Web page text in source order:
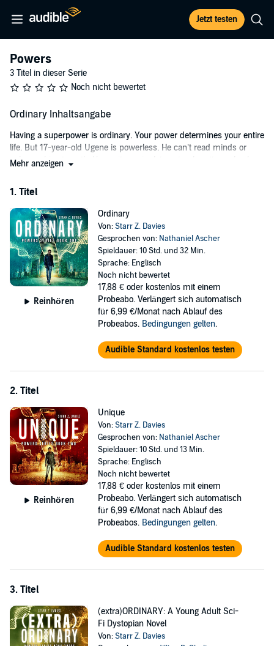
Jetzt testen
Powers
3 Titel in dieser Serie
Noch nicht bewertet
Ordinary Inhaltsangabe
Having a superpower is ordinary. Your power determines your entire
life. But 17-year-old Ugene is powerless. He can’t read minds or
enhance his strength. He can’t manipulate natural matter or heal
Determined to find out why he is different, Ugene submits himself
from the testing floor are sealed. Subjects endure brutal and
sometimes deadly injuries. No amount of power can save them.
When his new friend Jade disappears, Ugene is shocked to discover
why so many test subjects vanish without a trace.
Now, Ugene must choose between his own preservation...or the
lives of countless other test subjects.
is the first installment in a YA dystopian-sci-fi trilogy.
If you like fast-paced action, dynamic characters, and ongoing
mystery, then you’ll love this series starter.
Mehr anzeigen
1. Titel
Reinhören
Ordinary
Von:Starr Z. Davies
Gesprochen von: Nathaniel Ascher
Spieldauer: 10 Std. und 32 Min.
Sprache: Englisch
Noch nicht bewertet
17,88 € oder kostenlos mit einem
Probeabo. Verlängert sich automatisch
für 6,99 €/Monat nach Ablauf des
Probeabos. Bedingungen gelten.
Audible Standard kostenlos testen
2. Titel
Reinhören
Unique
Von:Starr Z. Davies
Gesprochen von: Nathaniel Ascher
Spieldauer: 10 Std. und 13 Min.
Sprache: Englisch
Noch nicht bewertet
17,88 € oder kostenlos mit einem
Probeabo. Verlängert sich automatisch
für 6,99 €/Monat nach Ablauf des
Probeabos. Bedingungen gelten.
Audible Standard kostenlos testen
3. Titel
(extra)ORDINARY: A Young Adult Sci-
Fi Dystopian Novel
Von:Starr Z. Davies